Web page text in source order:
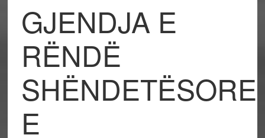
GJENDJA E
RËNDË
SHËNDETËSORE
E